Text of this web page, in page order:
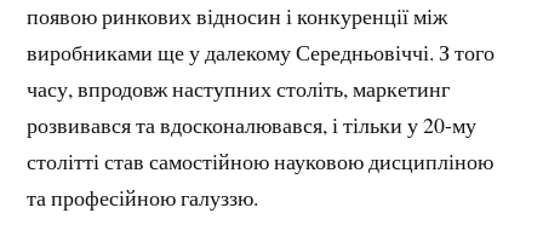
появою ринкових відносин і конкуренції між
виробниками ще у далекому Середньовіччі. З того
часу, впродовж наступних століть, маркетинг
розвивався та вдосконалювався, і тільки у 20-му
столітті став самостійною науковою дисципліною
та професійною галуззю.